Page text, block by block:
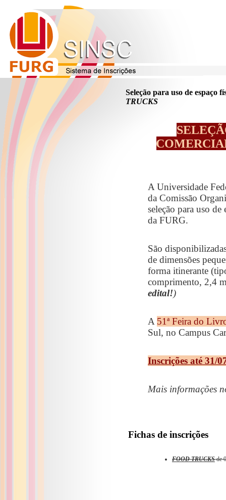
Seleção para uso de espaço
TRUCKS
A Universidade
da Comissão
seleção para uso
da FURG.
São
de dimensões
forma itinerante
comprimento, 2,4
edital!)
A 51ª Feira do
Sul, no Campus
Inscrições até 31/
Mais informações
Fichas de inscrições
FOOD TRUCKSde